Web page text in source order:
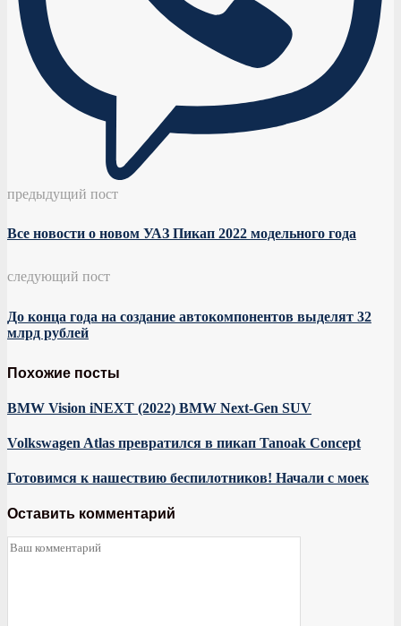
предыдущий пост
Все новости о новом УАЗ Пикап 2022 модельного года
следующий пост
До конца года на создание автокомпонентов выделят 32
млрд рублей
Похожие посты
BMW Vision iNEXT (2022) BMW Next-Gen SUV
Volkswagen Atlas превратился в пикап Tanoak Concept
Готовимся к нашествию беспилотников! Начали с моек
Оставить комментарий